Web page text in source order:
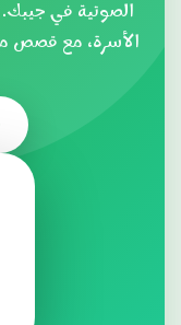
الصوتية في
الأسرة، مع قصص